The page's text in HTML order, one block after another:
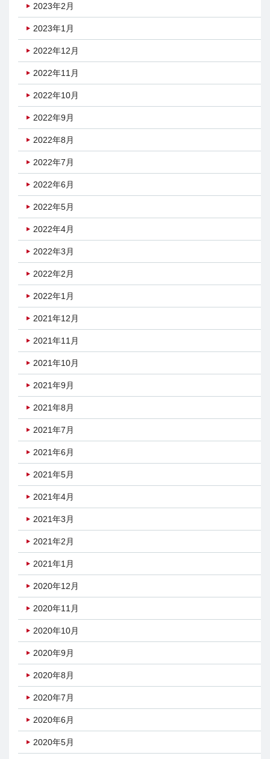
2023年2月
2023年1月
2022年12月
2022年11月
2022年10月
2022年9月
2022年8月
2022年7月
2022年6月
2022年5月
2022年4月
2022年3月
2022年2月
2022年1月
2021年12月
2021年11月
2021年10月
2021年9月
2021年8月
2021年7月
2021年6月
2021年5月
2021年4月
2021年3月
2021年2月
2021年1月
2020年12月
2020年11月
2020年10月
2020年9月
2020年8月
2020年7月
2020年6月
2020年5月